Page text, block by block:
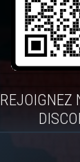
REJOIGNEZ